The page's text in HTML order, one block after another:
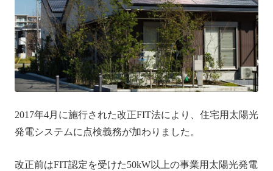
2017年4月に施行された改正FIT法により、住宅用太陽光
発電システムに点検義務が加わりました。
改正前はFIT認定を受けた50kW以上の事業用太陽光発電